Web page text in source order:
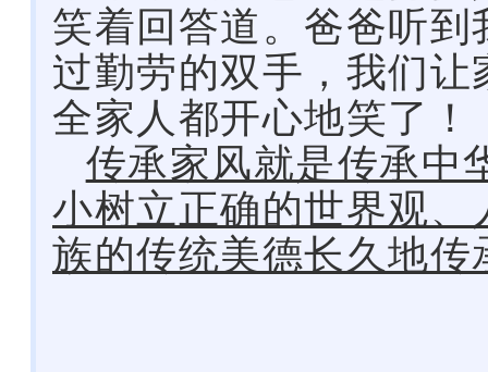
笑着回答道。爸爸听
过勤劳的双手，我们
全家人都开心地笑了！
传承家风就是传承中
小树立正确的世界观
族的传统美德长久地传